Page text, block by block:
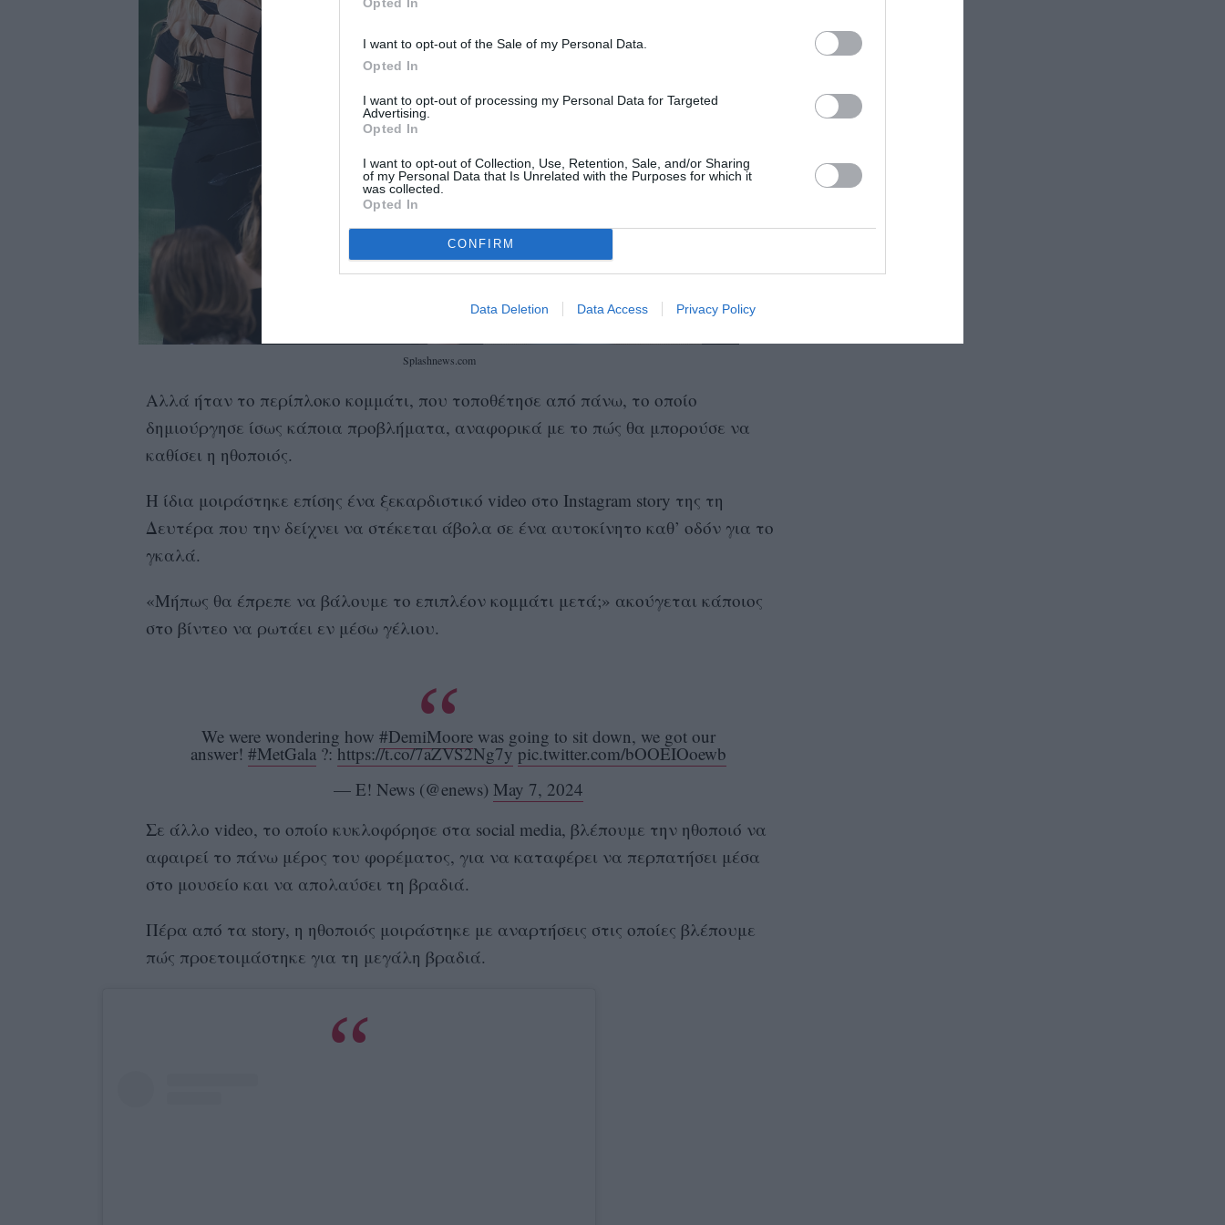
I want to opt-out of the Sale of my Personal Data.
Opted In
I want to opt-out of processing my Personal Data for Targeted
Advertising.
Opted In
I want to opt-out of Collection, Use, Retention, Sale, and/or Sharing
of my Personal Data that Is Unrelated with the Purposes for which it
was collected.
Opted In
CONFIRM
Data Deletion Data Access Privacy Policy
Splashnews.com
Αλλά ήταν το περίπλοκο κομμάτι, που τοποθέτησε από πάνω, το οποίο
δημιούργησε ίσως κάποια προβλήματα, αναφορικά με το πώς θα μπορούσε να
καθίσει η ηθοποιός.
Η ίδια μοιράστηκε επίσης ένα ξεκαρδιστικό video στο Instagram story της τη
Δευτέρα που την δείχνει να στέκεται άβολα σε ένα αυτοκίνητο καθ’ οδόν για το
γκαλά.
«Μήπως θα έπρεπε να βάλουμε το επιπλέον κομμάτι μετά;» ακούγεται κάποιος
στο βίντεο να ρωτάει εν μέσω γέλιου.
We were wondering how #DemiMoorewas going to sit down, we got our
answer! #MetGala ?:https://t.co/7aZVS2Ng7y pic.twitter.com/bOOEIOoewb
— E! News (@enews) May 7, 2024
Σε άλλο video, το οποίο κυκλοφόρησε στα social media, βλέπουμε την ηθοποιό να
αφαιρεί το πάνω μέρος του φορέματος, για να καταφέρει να περπατήσει μέσα
στο μουσείο και να απολαύσει τη βραδιά.
Πέρα από τα story, η ηθοποιός μοιράστηκε με αναρτήσεις στις οποίες βλέπουμε
πώς προετοιμάστηκε για τη μεγάλη βραδιά.